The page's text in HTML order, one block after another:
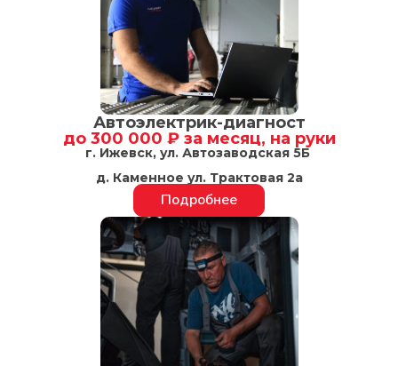
Автоэлектрик-диагност
до 300 000 ₽ за месяц, на руки
г. Ижевск, ул. Автозаводская 5Б
д. Каменное ул. Трактовая 2а
Подробнее